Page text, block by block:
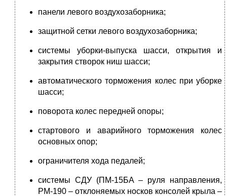
панели левого воздухозаборника;
защитной сетки левого воздухозаборника;
системы уборки-выпуска шасси, открытия и
закрытия створок ниш шасси;
автоматического торможения колес при уборке
шасси;
поворота колес передней опоры;
стартового и аварийного торможения колес
основных опор;
ограничителя хода педалей;
системы СДУ (ПМ-15БА – руля направления,
РМ-190 – отклоняемых носков консолей крыла –